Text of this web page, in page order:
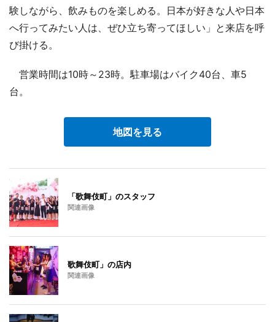
験しながら、飲みものを楽しめる。日本が好きな人や日本
へ行ってみたい人は、ぜひ立ち寄ってほしい」と来店を呼
び掛ける。
営業時間は10時～23時。駐車場はバイク40台、車5
台。
地図を見る
「歌舞伎町」のスタッフ
関連画像
歌舞伎町」の店内
関連画像